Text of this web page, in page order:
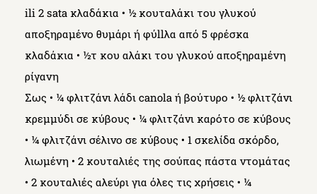
ili 2 sata κλαδάκια • ½ κουταλάκι του γλυκού
αποξηραμένο θυμάρι ή φύllλα από 5 φρέσκα
κλαδάκια • ½τ κου αλάκι του γλυκού αποξηραμένη
ρίγανη
Σως • ¼ φλιτζάνι λάδι canola ή βούτυρο • ½ φλιτζάνι
κρεμμύδι σε κύβους • ¼ φλιτζάνι καρότο σε κύβους
• ¼ φλιτζάνι σέλινο σε κύβους • 1 σκελίδα σκόρδο,
λιωμένη • 2 κουταλιές της σούπας πάστα ντομάτας
• 2 κουταλιές αλεύρι για όλες τις χρήσεις • ¼